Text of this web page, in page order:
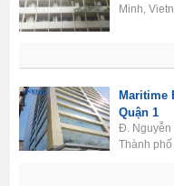
Minh,
Maritime
Quận 1
Đ. Nguyễn
Thành